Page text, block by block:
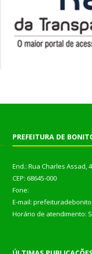
PREFEITURA DE
End.: Rua Charles Assad,
CEP: 68645-000
Fone:
E-mail:
Horário de atendimento: